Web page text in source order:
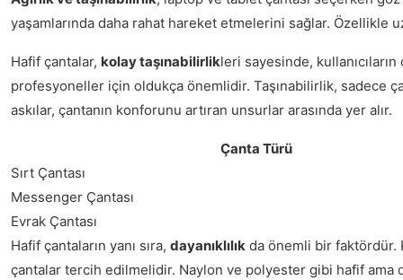
yaşamlarında daha rahat hareket etmelerini sağlar.
Hafif çantalar, kolay taşınabilirlikleri sayesinde,
profesyoneller için oldukça önemlidir. Taşınabilirlik, sadece
askılar, çantanın konforunu artıran unsurlar arasında yer alır.
Çanta Türü
Sırt Çantası
Messenger Çantası
Evrak Çantası
Hafif çantaların yanı sıra, dayanıklılık da önemli bir faktördür.
çantalar tercih edilmelidir. Naylon ve polyester gibi hafif ama